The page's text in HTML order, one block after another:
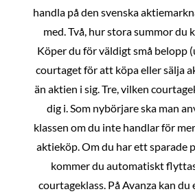
handla på den svenska
med. Två, hur stora summor du
Köper du för väldigt små belopp
courtaget för att köpa eller sälja
än aktien i sig. Tre, vilken
dig i. Som nybörjare ska man
klassen om du inte handlar för
aktieköp. Om du har ett sparade
kommer du automatiskt
courtageklass. På Avanza kan